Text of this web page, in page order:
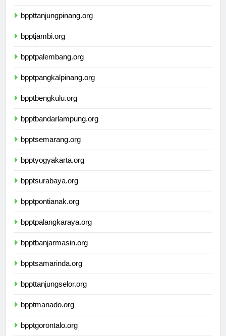
bppttanjungpinang.org
bpptjambi.org
bpptpalembang.org
bpptpangkalpinang.org
bpptbengkulu.org
bpptbandarlampung.org
bpptsemarang.org
bpptyogyakarta.org
bpptsurabaya.org
bpptpontianak.org
bpptpalangkaraya.org
bpptbanjarmasin.org
bpptsamarinda.org
bppttanjungselor.org
bpptmanado.org
bpptgorontalo.org